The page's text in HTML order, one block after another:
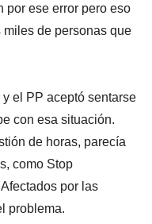
por ese error pero eso
de personas que
el PP aceptó sentarse
con esa situación.
de horas, parecía
como Stop
por las
problema.